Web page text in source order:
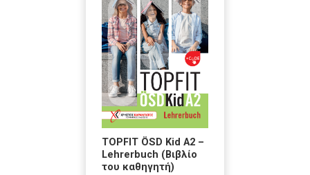
TOPFIT ÖSD Kid A2 –
Lehrerbuch (Βιβλίο
του καθηγητή)